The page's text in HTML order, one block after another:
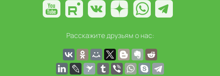
Расскажите друзьям о нас: